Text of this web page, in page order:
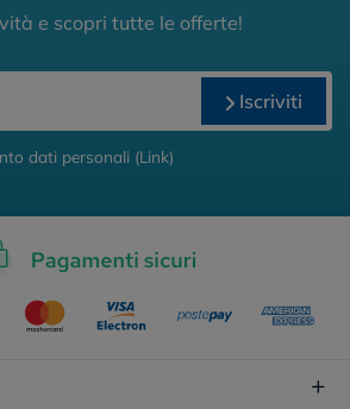
e scopri tutte le offerte!
Iscriviti
dati personali (Link)